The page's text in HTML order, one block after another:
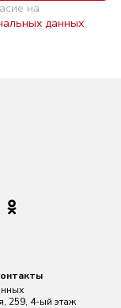
на
данных
259, 4-ый этаж